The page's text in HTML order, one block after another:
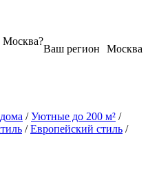
Москва
Ваш регион
Москва?
/Уютные до 200 м² /
/Европейский стиль /